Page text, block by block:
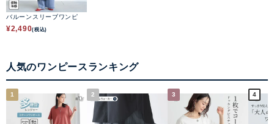
バルーンスリーブワンピ
¥2,490(税込)
人気のワンピースランキング
1 2 3 4